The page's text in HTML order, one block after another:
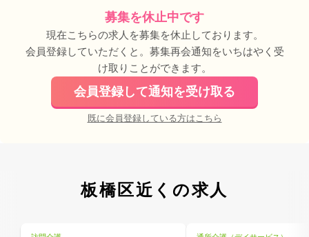
募集を休止中です
現在こちらの求人を募集を休止しております。
会員登録していただくと。募集再会通知をいちはやく受
け取りことができます。
会員登録して通知を受け取る
既に会員登録している方はこちら
板橋区近くの求人